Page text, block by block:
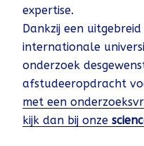
expertise.
Dankzij een
internationale
onderzoek
afstudeeropdracht
met een
kijk dan bij onze